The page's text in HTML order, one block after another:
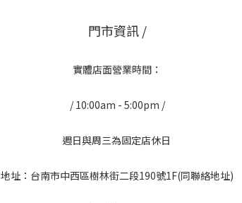
門市資訊 /
實體店面營業時間：
/ 10:00am - 5:00pm /
週日與周三為固定店休日
地址：台南市中西區樹林街二段190號1F(同聯絡地址)